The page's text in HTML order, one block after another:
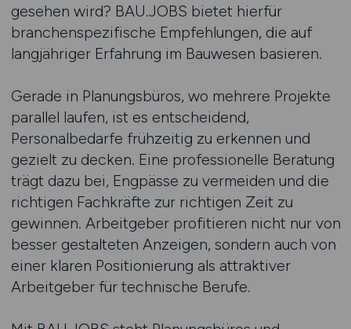
gesehen wird? BAU.JOBS bietet hierfür
branchenspezifische Empfehlungen, die auf
langjähriger Erfahrung im Bauwesen basieren.
Gerade in Planungsbüros, wo mehrere Projekte
parallel laufen, ist es entscheidend,
Personalbedarfe frühzeitig zu erkennen und
gezielt zu decken. Eine professionelle Beratung
trägt dazu bei, Engpässe zu vermeiden und die
richtigen Fachkräfte zur richtigen Zeit zu
gewinnen. Arbeitgeber profitieren nicht nur von
besser gestalteten Anzeigen, sondern auch von
einer klaren Positionierung als attraktiver
Arbeitgeber für technische Berufe.